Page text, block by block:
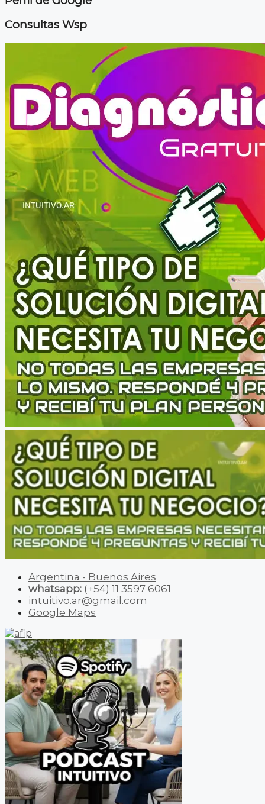
Consultas Wsp
Argentina - Buenos Aires
whatsapp: (+54) 11 3597 6061
intuitivo.ar@gmail.com
Google Maps